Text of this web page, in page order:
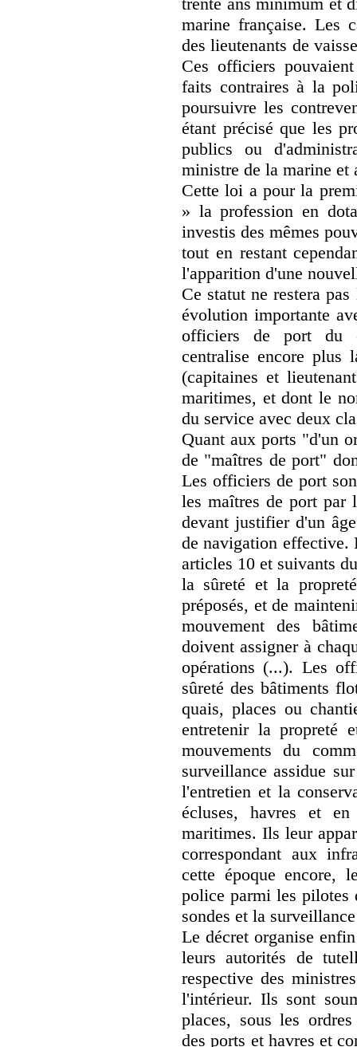
marine française. Les
des lieutenants de
Ces officiers
faits contraires à la
poursuivre les
étant précisé que les
publics ou
ministre de la marine et
Cette loi a pour la
» la profession en
investis des mêmes
tout en restant
l'apparition d'une
Ce statut ne restera
évolution importante
officiers de port du
centralise encore plus
(capitaines et
maritimes, et dont le
du service avec deux
Quant aux ports "d'un
de "maîtres de port"
Les officiers de port
les maîtres de port par
devant justifier d'un
de navigation effective.
articles 10 et suivants
la sûreté et la
préposés, et de
mouvement des
doivent assigner à
opérations (...). Les
sûreté des bâtiments
quais, places ou
entretenir la propreté
mouvements du
surveillance assidue
l'entretien et la
écluses, havres et
maritimes. Ils leur
correspondant aux
cette époque encore,
police parmi les pilotes
sondes et la
Le décret organise
leurs autorités de
respective des
l'intérieur. Ils sont
places, sous les
des ports et havres et